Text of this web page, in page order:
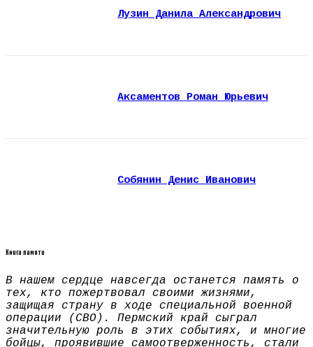
Лузин Данила Александрович
Аксаментов Роман Юрьевич
Собянин Денис Иванович
Книга памяти
В нашем сердце навсегда останется память о
тех, кто пожертвовал своими жизнями,
защищая страну в ходе специальной военной
операции (СВО). Пермский край сыграл
значительную роль в этих событиях, и многие
бойцы, проявившие самоотверженность, стали